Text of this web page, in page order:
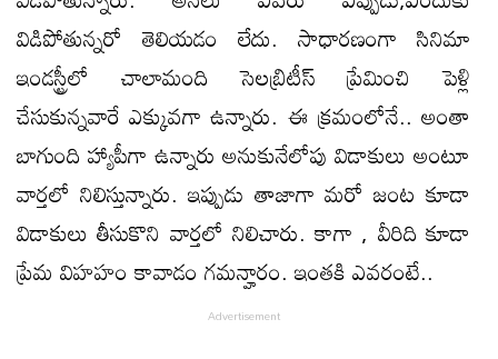
విడిపోతున్నరో తెలియడం లేదు. సాధారణంగా సినిమా
ఇండస్ట్రీలో చాలామంది సెలబ్రిటీస్ ప్రేమించి పెళ్లి
చేసుకున్నవారే ఎక్కువగా ఉన్నారు. ఈ క్రమంలోనే.. అంతా
బాగుంది హ్యాపీగా ఉన్నారు అనుకునేలోపు విడాకులు అంటూ
వార్తలో నిలిస్తున్నారు. ఇప్పుడు తాజాగా మరో జంట కూడా
విడాకులు తీసుకొని వార్తలో నిలిచారు. కాగా , వీరిది కూడా
ప్రేమ విహహం కావాడం గమన్హారం. ఇంతకి ఎవరంటే..